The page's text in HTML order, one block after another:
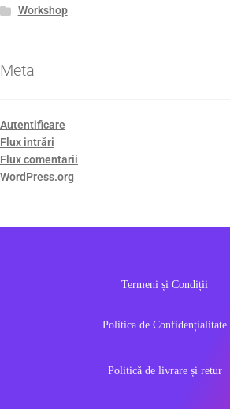
Workshop
Meta
Autentificare
Flux intrări
Flux comentarii
WordPress.org
Termeni și Condiții
Politica de Confidențialitate
Politică de livrare și retur